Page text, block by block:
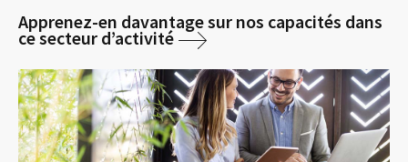
Apprenez-en davantage sur nos capacités dans
ce secteur d’activité